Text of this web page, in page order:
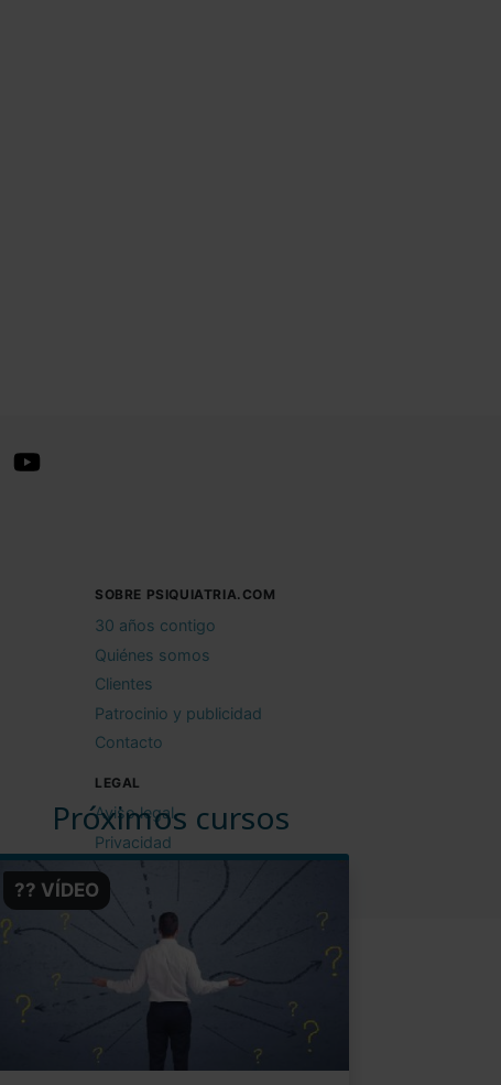
Próximos cursos
?? VÍDEO
SOBRE PSIQUIATRIA.COM
30 años contigo
Quiénes somos
Clientes
Patrocinio y publicidad
Contacto
LEGAL
Aviso legal
Privacidad
Cookies
Condiciones de uso